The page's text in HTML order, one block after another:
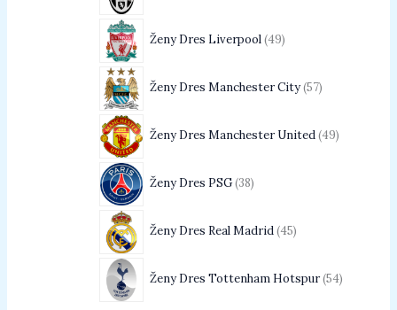
Ženy Dres Liverpool 49
Ženy Dres Manchester City 57
Ženy Dres Manchester United 49
Ženy Dres PSG 38
Ženy Dres Real Madrid 45
Ženy Dres Tottenham Hotspur 54